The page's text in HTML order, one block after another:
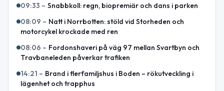
09:33 – Snabbkoll: regn, biopremiär och dans i parken
08:09 – Natt i Norrbotten: stöld vid Storheden och
motorcykel krockade med ren
08:06 – Fordonshaveri på väg 97 mellan Svartbyn och
Travbaneleden påverkar trafiken
14:21 – Brand i flerfamiljshus i Boden – rökutveckling i
lägenhet och trapphus